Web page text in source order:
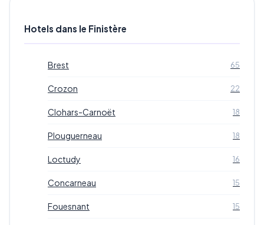
Hotels dans le Finistère
Brest 65
Crozon 22
Clohars-Carnoët 18
Plouguerneau 18
Loctudy 16
Concarneau 15
Fouesnant 15